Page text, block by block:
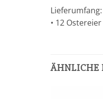
Lieferumfang:
• 12
ÄHNLICHE